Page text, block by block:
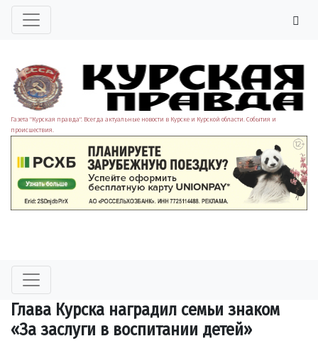
Газета "Курская правда". Всегда актуальные новости в Курске и Курской области. События и
происшествия.
Глава Курска наградил семьи знаком
«За заслуги в воспитании детей»